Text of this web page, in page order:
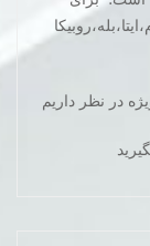
در نظر داریم